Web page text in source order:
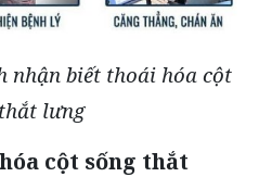
nhận biết thoái hóa cột
lưng
cột sống thắt